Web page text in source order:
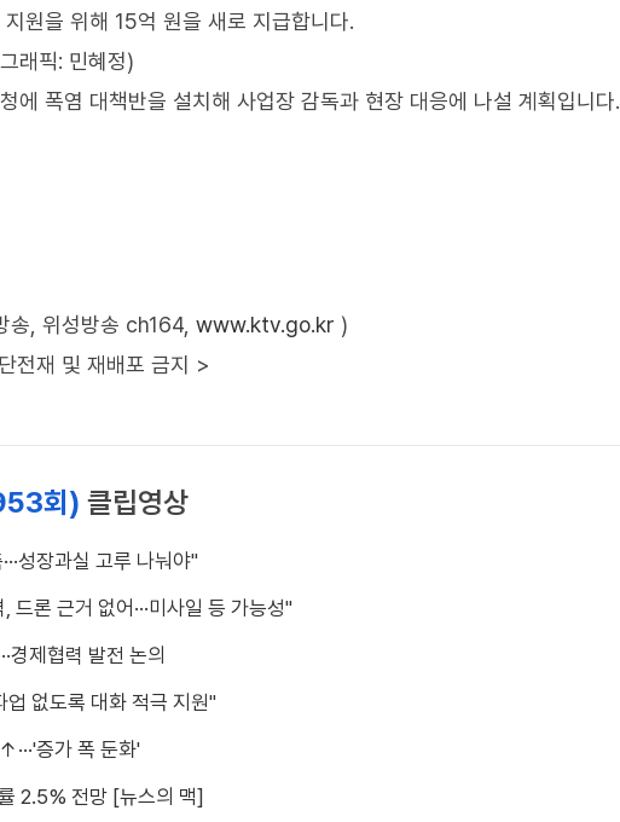
원을 위해 15억 원을 새로 지급합니다.
래픽: 민혜정)
에 폭염 대책반을 설치해 사업장 감독과 현장 대응에 나설 계획입니다.
송, 위성방송 ch164, www.ktv.go.kr )
전재 및 재배포 금지 >
회) 클립영상
성장과실 고루 나눠야"
론 근거 없어···미사일 등 가능성"
경제협력 발전 논의
없도록 대화 적극 지원"
증가 폭 둔화'
2.5% 전망 [뉴스의 맥]